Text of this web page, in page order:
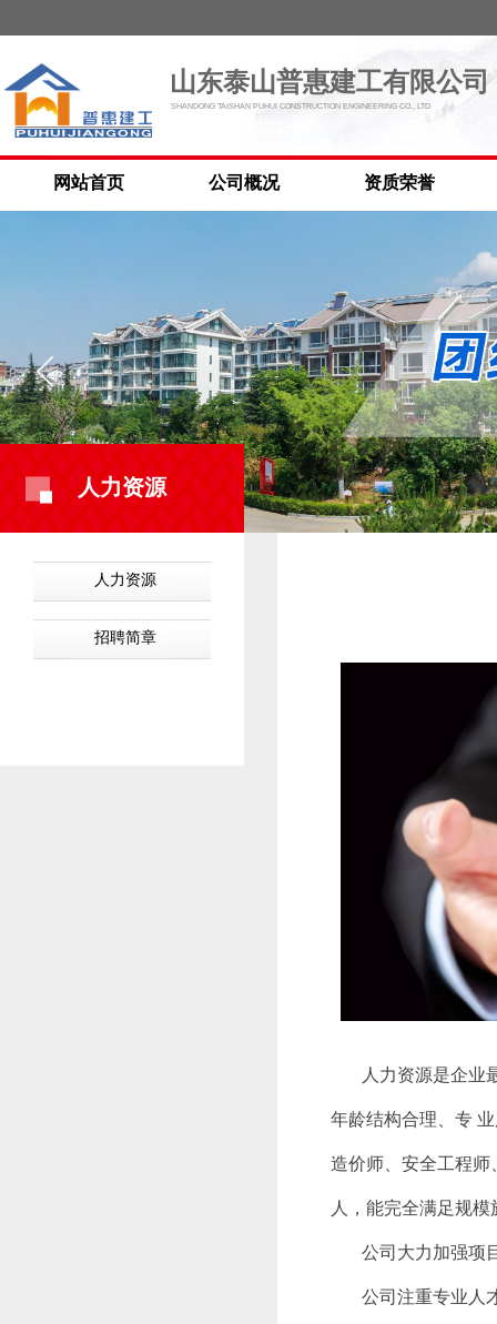
SHANDONG TAISHAN PUHUI CONSTRUCTION ENGINEERING CO., LTD
山东泰山普惠建工有限公司
网站首页 公司概况 资质荣誉
人力资源
招聘简章
人力资源
人力资源是企业最
年龄结构合理、专
造价师、安全工程师
人，能完全满足规
公司大力加强项目
公司注重专业人才